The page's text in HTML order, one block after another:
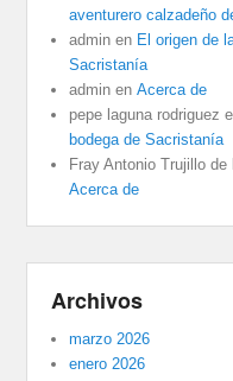
aventurero calzadeño
admin en El origen de
Sacristanía
admin enAcerca de
pepe laguna rodriguez
bodega de Sacristanía
Fray Antonio Trujillo
Acerca de
Archivos
marzo 2026
enero 2026